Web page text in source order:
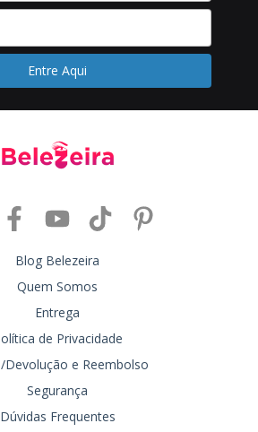
Blog Belezeira
Quem Somos
Entrega
de Privacidade
Devolução e Reembolso
Segurança
Dúvidas Frequentes